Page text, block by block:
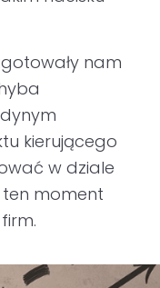
nam
kierującego
w dziale
ten moment